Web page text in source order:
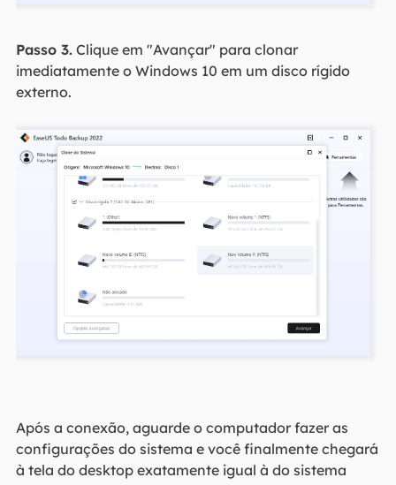
Passo 3.Clique em "Avançar" para clonar
imediatamente o Windows 10 em um disco rígido
externo.
Após a conexão, aguarde o computador fazer as
configurações do sistema e você finalmente chegará
à tela do desktop exatamente igual à do sistema